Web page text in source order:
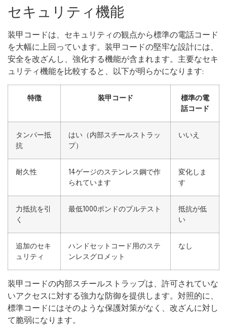
セキュリティ機能
装甲コードは、セキュリティの観点から標準の電話コード
を大幅に上回っています。装甲コードの堅牢な設計には、
安全を改ざんし、強化する機能が含まれます。主要なセキ
ュリティ機能を比較すると、以下が明らかになります:
特徴 装甲コード
標準の電
話コード
タンパー抵
抗
はい（内部スチールストラッ
プ）
いいえ
耐久性
14ゲージのステンレス鋼で作
られています
変化しま
す
力抵抗を引
く
最低1000ポンドのプルテスト
抵抗が低
い
追加のセキ
ュリティ
ハンドセットコード用のステ
ンレスグロメット
なし
装甲コードの内部スチールストラップは、許可されていな
いアクセスに対する強力な防御を提供します。対照的に、
標準コードにはそのような保護対策がなく、改ざんに対し
て脆弱になります。